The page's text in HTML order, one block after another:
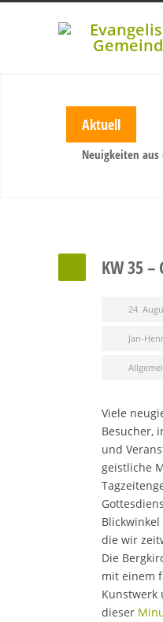
Aktuell
Neuigkeiten aus
KW 35 –
24.
Jan-
Viele
Besucher,
und
geistliche
die wir
Die
mit einem
Kunstwerk
dieser